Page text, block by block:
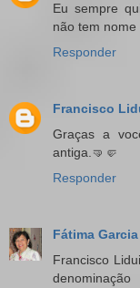
Eu sempre
não tem
Responder
Francisco
Graças a
antiga.🤜🤛
Responder
Fátima Garcia
Francisco